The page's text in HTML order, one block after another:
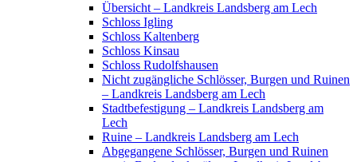
Übersicht – Landkreis Landsberg am Lech
Schloss Igling
Schloss Kaltenberg
Schloss Kinsau
Schloss Rudolfshausen
Nicht zugängliche Schlösser, Burgen und Ruinen
– Landkreis Landsberg am Lech
Stadtbefestigung – Landkreis Landsberg am
Lech
Ruine – Landkreis Landsberg am Lech
Abgegangene Schlösser, Burgen und Ruinen